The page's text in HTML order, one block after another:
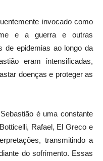
invocado como
e a guerra e outras
de epidemias ao longo da
eram intensificadas,
doenças e proteger as
é uma constante
Rafael, El Greco e
transmitindo a
do sofrimento. Essas